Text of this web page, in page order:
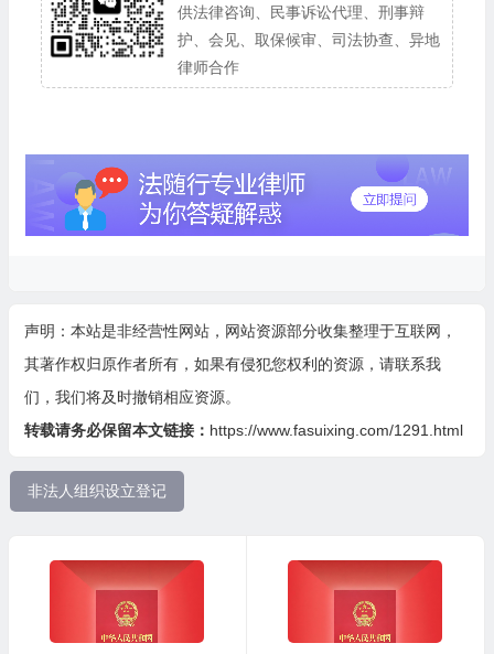
供法律咨询、民事诉讼代理、刑事辩
护、会见、取保候审、司法协查、异地
律师合作
声明：本站是非经营性网站，网站资源部分收集整理于互联网，
其著作权归原作者所有，如果有侵犯您权利的资源，请联系我
们，我们将及时撤销相应资源。
转载请务必保留本文链接： https://www.fasuixing.com/1291.html
非法人组织设立登记